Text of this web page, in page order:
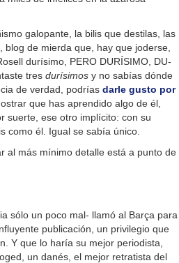
galopante, la bilis que destilas, las
de mierda que, hay que joderse,
durísimo, PERO DURÍSIMO, DU-
tres durísimos y no sabías dónde
de verdad, podrías darle gusto por
que has aprendido algo de él,
suerte, ese otro implícito: con su
como él. Igual se sabía único.
al más mínimo detalle está a punto de
sólo un poco mal- llamó al Barça para
publicación, un privilegio que
Y que lo haría su mejor periodista,
un danés, el mejor retratista del